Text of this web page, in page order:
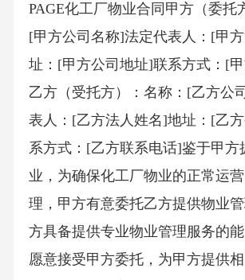
PAGE化工厂物业合同甲方（委托
[甲方公司名称]法定代表人：[甲
址：[甲方公司地址]联系方式：[
乙方（受托方）：名称：[乙方公
表人：[乙方法人姓名]地址：[乙
系方式：[乙方联系电话]鉴于甲方
业，为确保化工厂物业的正常运
理，甲方有意委托乙方提供物业
方具备提供专业物业管理服务的能
愿意接受甲方委托，为甲方提供